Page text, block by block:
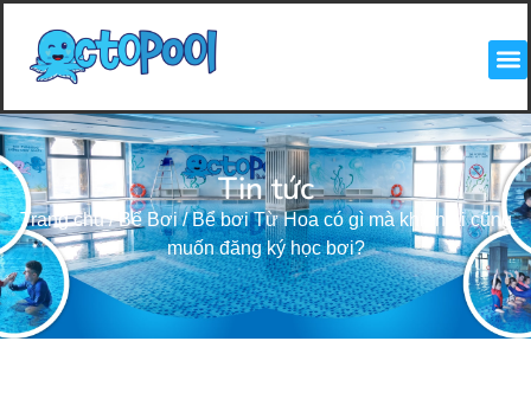
Tin tức
Trang chủ/Bể Bơi/Bể bơi Từ Hoa có gì mà khiến ai cũng
muốn đăng ký học bơi?